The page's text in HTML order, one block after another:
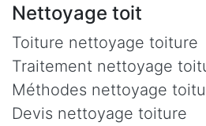
Nettoyage toit
Toiture nettoyage toiture
Traitement nettoyage
Méthodes nettoyage
Devis nettoyage toiture